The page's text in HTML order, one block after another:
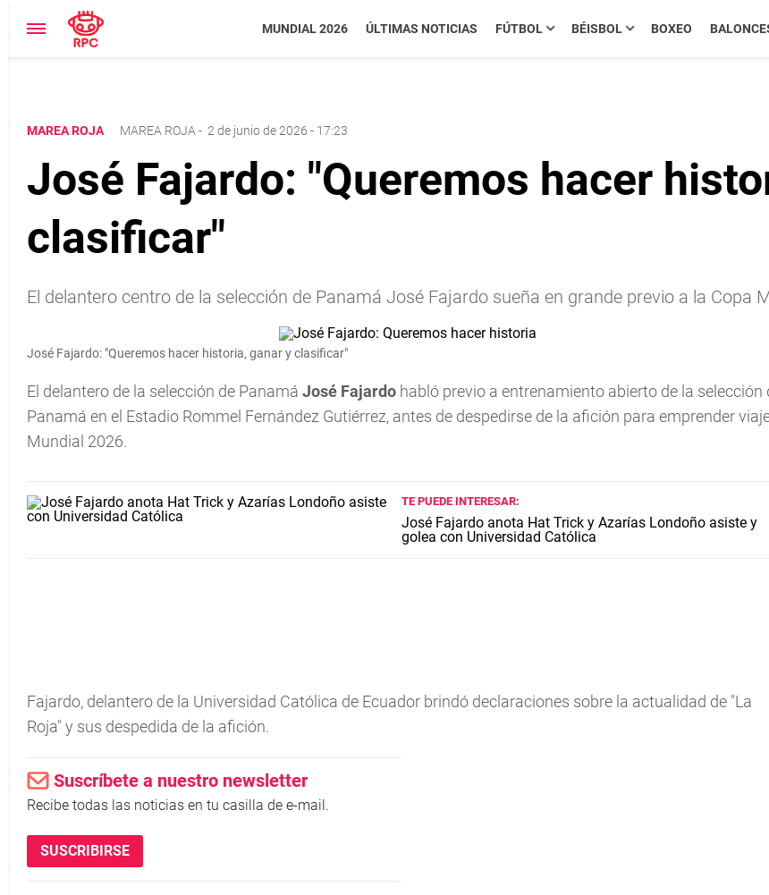
MUNDIAL 2026 ÚLTIMAS NOTICIAS FÚTBOL BÉISBOL BOXEO
MAREA ROJA MAREA ROJA - 2 de junio de 2026 - 17:23
José Fajardo: "Queremos hacer
clasificar"
El delantero centro de la selección de Panamá José Fajardo sueña en grande previo a la Copa
José Fajardo: "Queremos hacer historia, ganar y clasificar"
El delantero de la selección de Panamá José Fajardo habló previo a entrenamiento abierto de la selección
Panamá en el Estadio Rommel Fernández Gutiérrez, antes de despedirse de la afición para emprender
Mundial 2026.
TE PUEDE INTERESAR:
José Fajardo anota Hat Trick y Azarías Londoño asiste y
golea con Universidad Católica
Fajardo, delantero de la Universidad Católica de Ecuador brindó declaraciones sobre la actualidad de "La
Roja" y sus despedida de la afición.
Suscríbete a nuestro newsletter
Recibe todas las noticias en tu casilla de e-mail.
SUSCRIBIRSE